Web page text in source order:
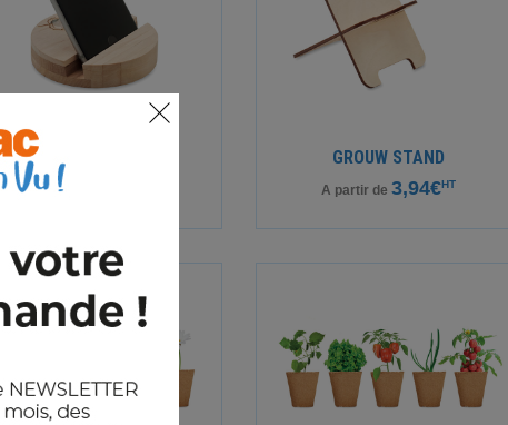
GROW ROUND STAND
A partir de
GROUW STAND
A partir de 3,94€HT